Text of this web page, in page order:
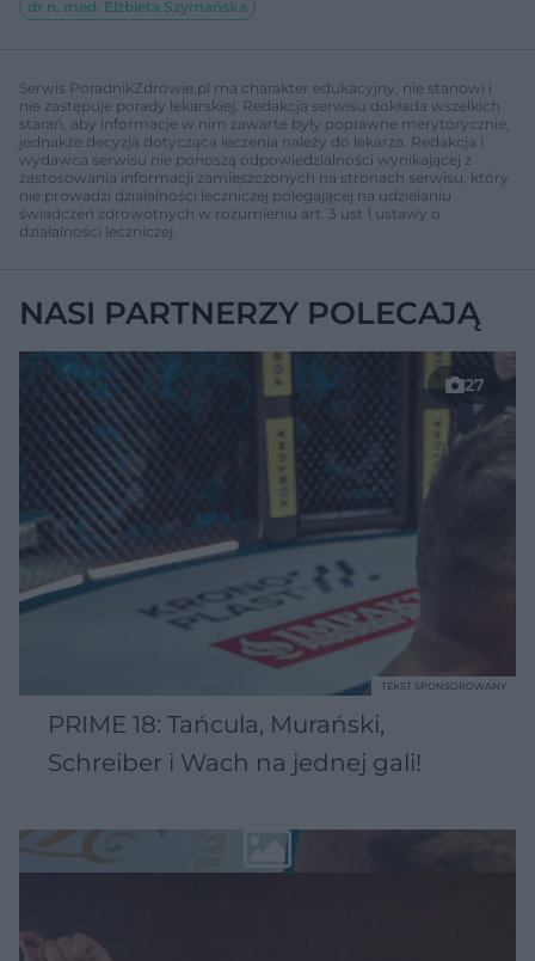
dr n. med. Elżbieta Szymańska
Serwis PoradnikZdrowie.pl ma charakter edukacyjny, nie stanowi i
nie zastępuje porady lekarskiej. Redakcja serwisu dokłada wszelkich
starań, aby informacje w nim zawarte były poprawne merytorycznie,
jednakże decyzja dotycząca leczenia należy do lekarza. Redakcja i
wydawca serwisu nie ponoszą odpowiedzialności wynikającej z
zastosowania informacji zamieszczonych na stronach serwisu, który
nie prowadzi działalności leczniczej polegającej na udzielaniu
świadczeń zdrowotnych w rozumieniu art. 3 ust 1 ustawy o
działalności leczniczej.
NASI PARTNERZY POLECAJĄ
27
PRIME 18: Tańcula, Murański,
Schreiber i Wach na jednej gali!
TEKST SPONSOROWANY